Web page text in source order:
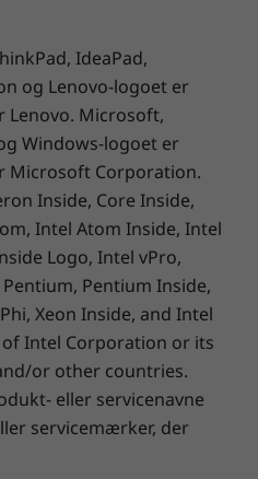
indeni
810H, og den
Slim 5 er
Uanset om du
på stranden,
i ujævnt terræn
på vej hjem, så når
IdeaPad,
og Lenovo-logoet er
Microsoft,
Windows-logoet er
Microsoft Corporation.
Inside, Core Inside,
Intel Atom Inside, Intel
Logo, Intel vPro,
Pentium Inside,
Xeon Inside, and Intel
Intel Corporation or its
or other countries.
eller servicenavne
servicemærker, der